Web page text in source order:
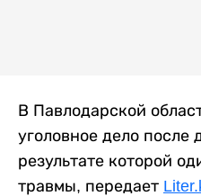
В Павлодарской
уголовное дело после
результате которой
травмы, передает